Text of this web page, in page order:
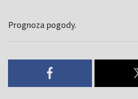
Prognoza pogody.